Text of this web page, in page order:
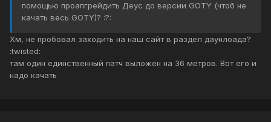
помощью проапгрейдить Деус до версии GOTY (чтоб не
качать весь GOTY)? :?:
Хм, не пробовал заходить на наш сайт в раздел даунлоада?
:twisted:
там один единственный патч выложен на 36 метров. Вот его и
надо качать